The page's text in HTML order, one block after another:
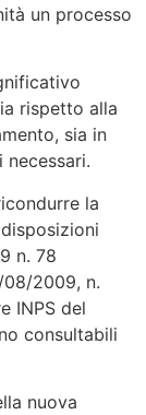
un processo
rispetto alla
sia in
la
n. 78
2009, n.
INPS del
consultabili
nuova